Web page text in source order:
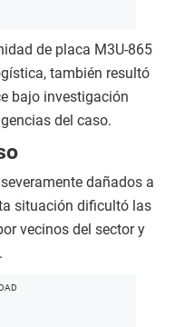
de placa M3U-865
también resultó
bajo investigación
del caso.
dañados a
situación dificultó las
vecinos del sector y